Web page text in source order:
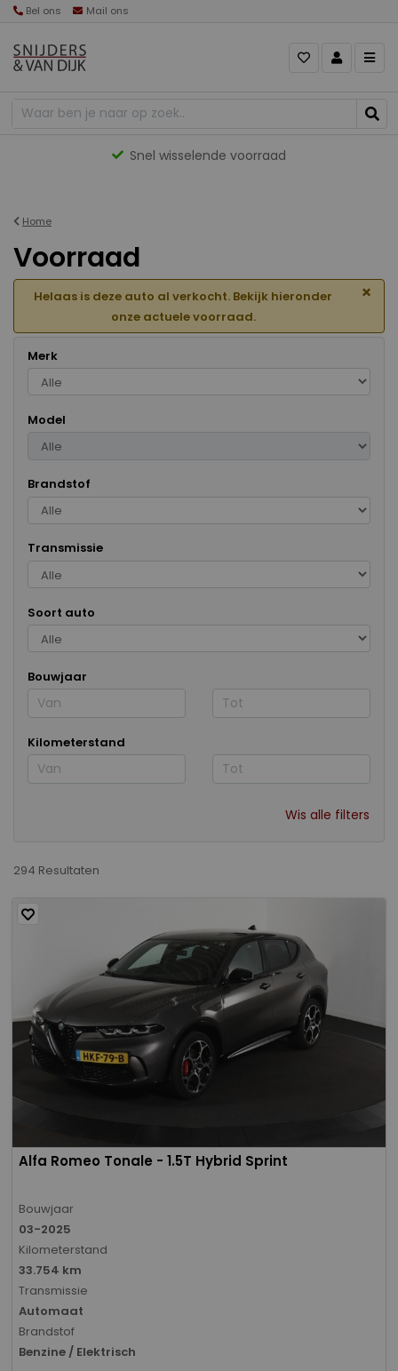
Bel ons Mail ons
Gevarieerd aanbod
Home
Voorraad
Helaas is deze auto al verkocht. Bekijk hieronder
onze actuele voorraad.
×
Merk
Model
Brandstof
Transmissie
Soort auto
Bouwjaar
Kilometerstand
Wis alle filters
294 Resultaten
Alfa Romeo Tonale - 1.5T Hybrid Sprint
Bouwjaar
03-2025
Kilometerstand
33.754 km
Transmissie
Automaat
Brandstof
Benzine / Elektrisch